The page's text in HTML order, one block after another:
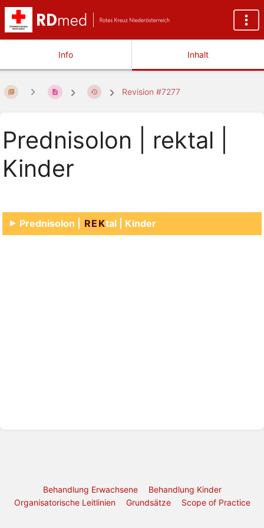
Info Inhalt
Revision #7277
Prednisolon | rektal |
Kinder
Prednisolon | REKtal | Kinder
Behandlung Erwachsene
Behandlung Kinder
Organisatorische Leitlinien
Grundsätze Scope of Practice